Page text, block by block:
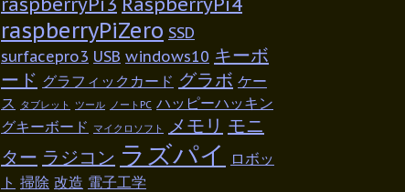
raspberryPiZero SSD
surfacepro3 USB windows10 キーボ
ード グラフィックカード グラボ ケー
ス タブレット ツール ノートPC ハッピーハッキン
グキーボード マイクロソフト メモリ モニ
ター ラジコン ラズパイ
ロボッ
ト 掃除 改造 電子工学